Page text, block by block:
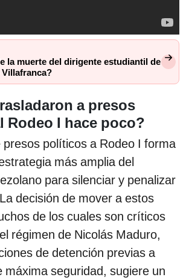
la muerte del dirigente estudiantil de
Villafranca?
a presos
Rodeo I hace poco?
presos políticos a Rodeo I forma
más amplia del
para silenciar y penalizar
decisión de mover a estos
de los cuales son críticos
régimen de Nicolás Maduro,
de detención previas a
máxima seguridad, sugiere un